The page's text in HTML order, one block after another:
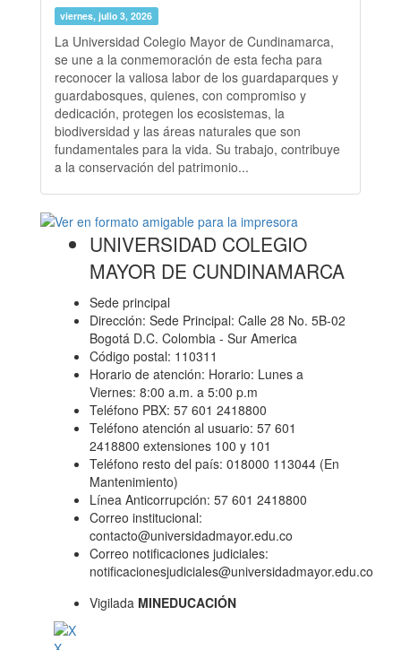
viernes, julio 3, 2026
La Universidad Colegio Mayor de Cundinamarca,
se une a la conmemoración de esta fecha para
reconocer la valiosa labor de los guardaparques y
guardabosques, quienes, con compromiso y
dedicación, protegen los ecosistemas, la
biodiversidad y las áreas naturales que son
fundamentales para la vida. Su trabajo, contribuye
a la conservación del patrimonio...
UNIVERSIDAD COLEGIO
MAYOR DE CUNDINAMARCA
Sede principal
Dirección: Sede Principal: Calle 28 No. 5B-02
Bogotá D.C. Colombia - Sur America
Código postal: 110311
Horario de atención: Horario: Lunes a
Viernes: 8:00 a.m. a 5:00 p.m
Teléfono PBX: 57 601 2418800
Teléfono atención al usuario: 57 601
2418800 extensiones 100 y 101
Teléfono resto del país: 018000 113044 (En
Mantenimiento)
Línea Anticorrupción: 57 601 2418800
Correo institucional:
contacto@universidadmayor.edu.co
Correo notificaciones judiciales:
notificacionesjudiciales@universidadmayor.edu.co
Vigilada MINEDUCACIÓN